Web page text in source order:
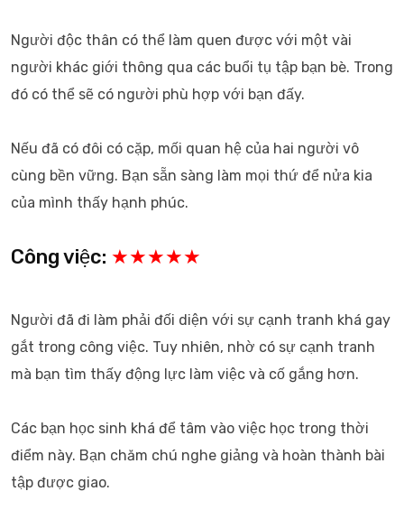
Người độc thân có thể làm quen được với một vài
người khác giới thông qua các buổi tụ tập bạn bè. Trong
đó có thể sẽ có người phù hợp với bạn đấy.
Nếu đã có đôi có cặp, mối quan hệ của hai người vô
cùng bền vững. Bạn sẵn sàng làm mọi thứ để nửa kia
của mình thấy hạnh phúc.
Công việc: ★★★★★
Người đã đi làm phải đối diện với sự cạnh tranh khá gay
gắt trong công việc. Tuy nhiên, nhờ có sự cạnh tranh
mà bạn tìm thấy động lực làm việc và cố gắng hơn.
Các bạn học sinh khá để tâm vào việc học trong thời
điểm này. Bạn chăm chú nghe giảng và hoàn thành bài
tập được giao.